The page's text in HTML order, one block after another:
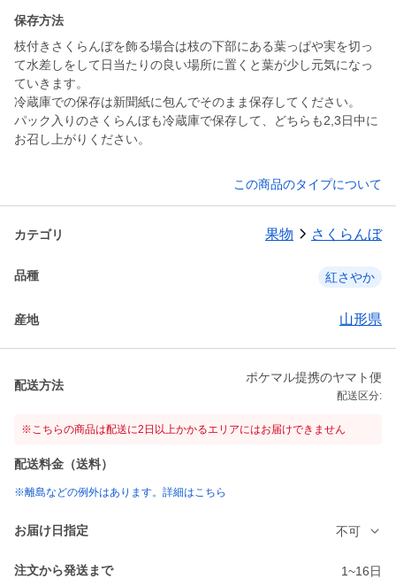
保存方法
枝付きさくらんぼを飾る場合は枝の下部にある葉っぱや実を切っ
て水差しをして日当たりの良い場所に置くと葉が少し元気になっ
ていきます。
冷蔵庫での保存は新聞紙に包んでそのまま保存してください。
パック入りのさくらんぼも冷蔵庫で保存して、どちらも2,3日中に
お召し上がりください。
この商品のタイプについて
カテゴリ 果物 さくらんぼ
品種 紅さやか
産地 山形県
配送方法
ポケマル提携のヤマト便
配送区分:
※こちらの商品は配送に2日以上かかるエリアにはお届けできません
配送料金（送料）
※離島などの例外はあります。詳細はこちら
お届け日指定 不可
注文から発送まで 1~16日